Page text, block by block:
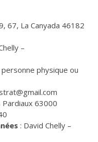
67, La Canyada 46182
–
physique ou
Pardiaux 63000
: David Chelly –